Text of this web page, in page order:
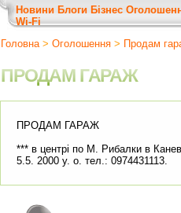
Новини Блоги Бізнес
Wi-Fi
Головна> Оголошення > Продам
ПРОДАМ ГАРАЖ
ПРОДАМ ГАРАЖ
*** в центрі по М. Рибалки в
5.5. 2000 у. о. тел.: 0974431113.